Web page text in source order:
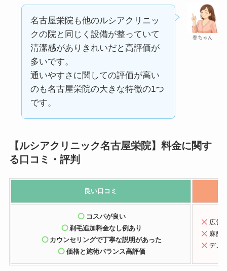
春ちゃん
名古屋栄院も他のルシアクリニッ
クの院と同じく設備が整っていて
清潔感がありきれいだと高評価が
多いです。
通いやすさに関しての評価が高い
のも名古屋栄院の大きな特徴の1つ
です。
【ルシアクリニック名古屋栄院】料金に関す
る口コミ ・評判
良い口コミ
コスパが良い
剃毛追加料金なし例あり
カウンセリングで丁寧な説明があった
価格と施術バランス高評価
広告
麻酔
デメ